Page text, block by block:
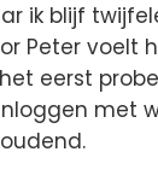
ik blijf
Peter voelt
eerst
met